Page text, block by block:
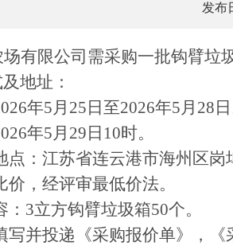
发布
有限公司需采购一批钩臂垃
地址：
年5月 25 日至2026年5月 28 日
年5月 29 日 10时。
： 江苏省连云港市海州区岗
，经评审最低价法。
3立方钩臂垃圾箱50个。
写并投递《采购报价单》，